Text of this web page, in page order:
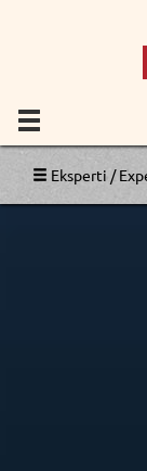
Eksperti /